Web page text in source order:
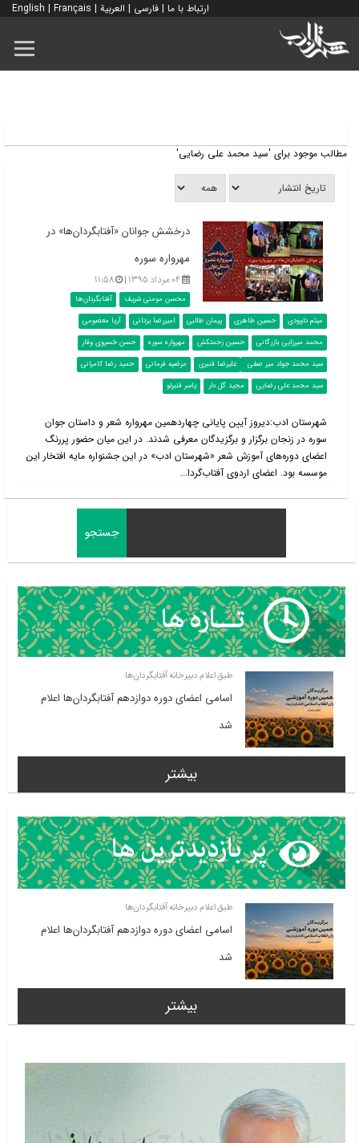
ارتباط با ما | فارسی | العربية |
English | Français
مطالب موجود برای 'سید محمد علی رضایی'
درخشش جوانان «آفتابگردان‌ها» در
مهرواره سوره
۰۴ مرداد ۱۳۹۵ | ۱۱:۵۸
محسن مومنی شریف
آفتابگردان‌ها
میثم داوودی
حسین طاهری پیمان طالبی امیررضا یزدانی
آریا معصومی
محمد میرزایی بازرگانی
حسین زحمتکش مهرواره سوره
حسن خسروی وقار
سید محمد جواد میر صفی
علیرضا قنبری مرضیه فرمانی
حمید رضا کامرانی
سید محمد علی رضایی
مجید گل دار یاسر قنبرلو
شهرستان ادب:دیروز آیین پایانی چهاردهمین مهرواره شعر و داستان جوان
سوره در زنجان برگزار و برگزیدگان معرفی شدند. در این میان حضور پررنگ
اعضای دوره‌های آموزش شعر «شهرستان ادب» در این جشنواره مایه افتخار این
موسسه بود. اعضای اردوی آفتاب‌گردا...
طبق اعلام دبیرخانه آفتابگردان‌ها
اسامی اعضای دوره دوازدهم آفتابگردان‌ها اعلام
شد
بیشتر
طبق اعلام دبیرخانه آفتابگردان‌ها
اسامی اعضای دوره دوازدهم آفتابگردان‌ها اعلام
شد
بیشتر